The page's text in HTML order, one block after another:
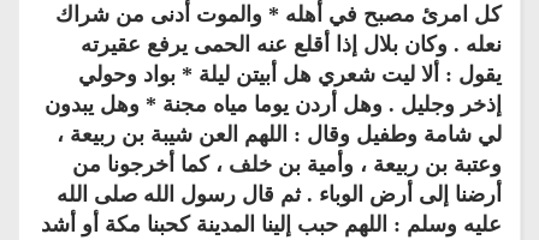
كل امرئ مصبح في أهله * والموت أدنى من شراك
نعله . وكان بلال إذا أقلع عنه الحمى يرفع عقيرته
يقول : ألا ليت شعري هل أبيتن ليلة * بواد وحولي
إذخر وجليل . وهل أردن يوما مياه مجنة * وهل يبدون
لي شامة وطفيل وقال : اللهم العن شيبة بن ربيعة ،
وعتبة بن ربيعة ، وأمية بن خلف ، كما أخرجونا من
أرضنا إلى أرض الوباء . ثم قال رسول الله صلى الله
عليه وسلم : اللهم حبب إلينا المدينة كحبنا مكة أو أشد